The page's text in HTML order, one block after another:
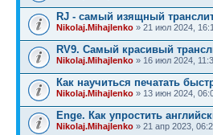
RJ - самый изящный
Nikolaj.Mihajlenko » 21 июл 2024,
RV9. Самый красивый
Nikolaj.Mihajlenko » 16 июл 2024,
Как научиться печатать
Nikolaj.Mihajlenko » 13 июн 2024,
Enge. Как упростить
Nikolaj.Mihajlenko » 21 апр 2023,